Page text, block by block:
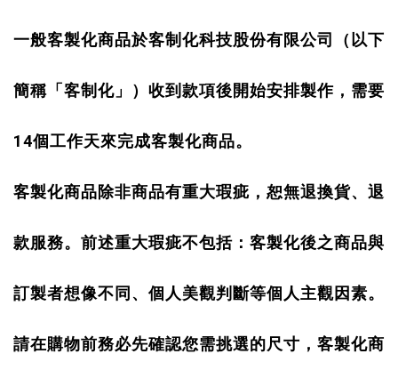
一般客製化商品於客制化科技股份有限公司（以下
簡稱「客制化」）收到款項後開始安排製作，需要
14個工作天來完成客製化商品。
客製化商品除非商品有重大瑕疵，恕無退換貨、退
款服務。前述重大瑕疵不包括：客製化後之商品與
訂製者想像不同、個人美觀判斷等個人主觀因素。
請在購物前務必先確認您需挑選的尺寸，客製化商